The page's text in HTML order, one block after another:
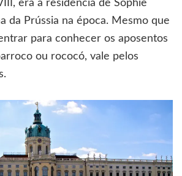
era a residência de Sophie
da Prússia na época. Mesmo que
para conhecer os aposentos
ou rococó, vale pelos